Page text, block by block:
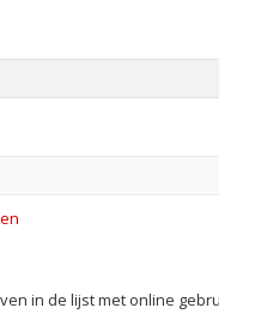
in de lijst met online gebruikers